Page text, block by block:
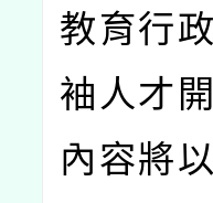
教育行
袖人才
內容將